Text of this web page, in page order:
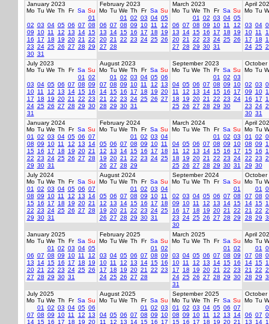
January 2023
Mo Tu We Th Fr Sa Su
01
02 03 04 05 06 07 08
09
10 11 12 13 14 15
16
17 18 19 20 21
22
23 24 25 26 27 28 29
30 31
February 2023
Mo Tu We Th Fr Sa Su
01
02 03 04 05
06 07 08 09 10 11
12
13
14 15 16 17 18
19
20 21 22 23 24 25 26
27 28
March 2023
Mo Tu We Th Fr Sa Su
01
02 03 04 05
06 07 08 09 10 11
12
13
14 15 16 17 18
19
20 21 22 23 24 25 26
27 28 29 30 31
April
Mo Tu
03 04
10 11
17
18
24 25
July 2023
Mo Tu We Th Fr Sa Su
01
02
03 04 05 06 07 08 09
10 11 12 13 14 15 16
17
18 19 20 21 22 23
24 25 26 27 28 29 30
31
August 2023
Mo Tu We Th Fr Sa Su
01
02 03 04 05 06
07 08 09 10 11 12
13
14 15 16 17 18 19 20
21
22 23 24 25 26 27
28 29 30 31
September 2023
Mo Tu We Th Fr Sa Su
01
02 03
04 05 06 07 08 09
10
11
12 13 14 15 16
17
18
19 20 21 22 23 24
25 26 27 28 29 30
October
Mo Tu
02 03
09
10
16
17
23 24
30 31
January 2024
Mo Tu We Th Fr Sa Su
01
02 03 04 05 06 07
08 09 10 11 12 13
14
15 16 17 18 19 20 21
22 23 24 25 26 27 28
29 30 31
February 2024
Mo Tu We Th Fr Sa Su
01
02 03 04
05 06 07 08 09 10 11
12
13 14 15 16 17
18
19 20 21 22 23 24 25
26 27 28 29
March 2024
Mo Tu We Th Fr Sa Su
01
02 03
04 05 06 07 08 09
10
11
12 13 14 15 16
17
18
19 20 21 22 23 24
25 26 27 28 29 30 31
April
Mo Tu
01
02
08 09
15 16
22 23
29 30
July 2024
Mo Tu We Th Fr Sa Su
01
02 03 04 05 06 07
08 09 10 11 12 13
14
15 16 17 18 19 20 21
22 23 24 25 26 27 28
29 30 31
August 2024
Mo Tu We Th Fr Sa Su
01
02 03 04
05 06 07 08 09 10 11
12
13 14 15 16 17
18
19 20 21 22 23 24 25
26 27 28 29 30 31
September 2024
Mo Tu We Th Fr Sa Su
01
02 03 04 05 06 07 08
09
10 11 12 13 14 15
16
17 18 19 20 21
22
23 24 25 26 27 28 29
30
October
Mo Tu
01
07 08
14 15
21
22
28 29
January 2025
Mo Tu We Th Fr Sa Su
01
02 03 04 05
06 07 08 09 10 11
12
13
14 15 16 17 18
19
20 21 22 23 24 25 26
27 28 29 30 31
February 2025
Mo Tu We Th Fr Sa Su
01
02
03 04 05 06 07 08 09
10 11 12 13 14 15 16
17
18 19 20 21 22 23
24 25 26 27 28
March 2025
Mo Tu We Th Fr Sa Su
01
02
03 04 05 06 07 08 09
10 11 12 13 14 15 16
17
18 19 20 21 22 23
24 25 26 27 28 29 30
31
April
Mo Tu
01
07 08
14 15
21
22
28 29
July 2025
Mo Tu We Th Fr Sa Su
01
02 03 04 05 06
07 08 09 10 11 12
13
14 15 16 17 18 19 20
August 2025
Mo Tu We Th Fr Sa Su
01
02 03
04 05 06 07 08 09
10
11
12 13 14 15 16 17
September 2025
Mo Tu We Th Fr Sa Su
01
02 03 04 05 06 07
08 09 10 11 12 13
14
15 16 17 18 19 20 21
October
Mo Tu
06 07
13
14